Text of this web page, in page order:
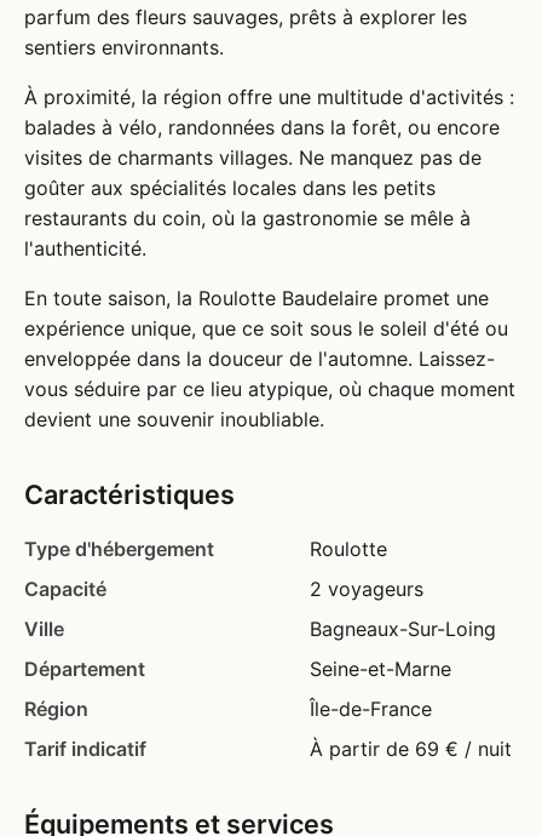
parfum des fleurs sauvages, prêts à explorer les
sentiers environnants.
À proximité, la région offre une multitude d'activités :
balades à vélo, randonnées dans la forêt, ou encore
visites de charmants villages. Ne manquez pas de
goûter aux spécialités locales dans les petits
restaurants du coin, où la gastronomie se mêle à
l'authenticité.
En toute saison, la Roulotte Baudelaire promet une
expérience unique, que ce soit sous le soleil d'été ou
enveloppée dans la douceur de l'automne. Laissez-
vous séduire par ce lieu atypique, où chaque moment
devient une souvenir inoubliable.
Caractéristiques
Type d'hébergement
Roulotte
Capacité
2 voyageurs
Ville
Bagneaux-Sur-Loing
Département
Seine-et-Marne
Région
Île-de-France
Tarif indicatif
À partir de 69 € / nuit
Équipements et services